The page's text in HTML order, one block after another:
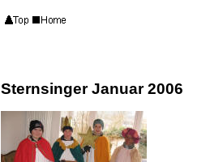
Sternsinger Januar 2006